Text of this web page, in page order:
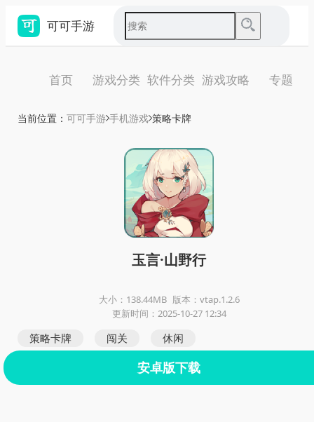
可可手游
首页 游戏分类 软件分类 游戏攻略 专题
当前位置： 可可手游 手机游戏 策略卡牌
玉言·山野行
大小：138.44MB 版本：vtap.1.2.6
更新时间：2025-10-27 12:34
策略卡牌 闯关 休闲
安卓版下载